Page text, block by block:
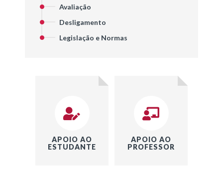
Avaliação
Desligamento
Legislação e Normas
APOIO AO
ESTUDANTE
APOIO AO
PROFESSOR